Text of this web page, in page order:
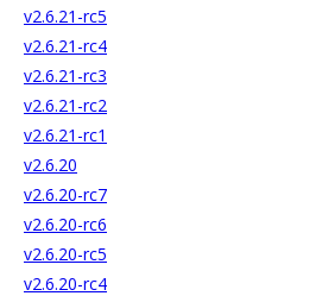
v2.6.21-rc5
v2.6.21-rc4
v2.6.21-rc3
v2.6.21-rc2
v2.6.21-rc1
v2.6.20
v2.6.20-rc7
v2.6.20-rc6
v2.6.20-rc5
v2.6.20-rc4